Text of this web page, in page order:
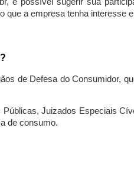
que a empresa tenha interesse
de Defesa do Consumidor,
Juizados Especiais
de consumo.